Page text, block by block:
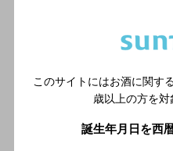
こ
Ｊ
このサイトにはお酒に関す
歳以上の方を対
誕生年月日を西